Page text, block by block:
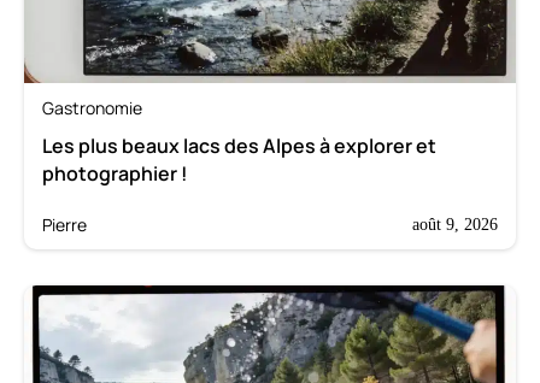
Gastronomie
Les plus beaux lacs des Alpes à explorer et
photographier !
Pierre août 9, 2026